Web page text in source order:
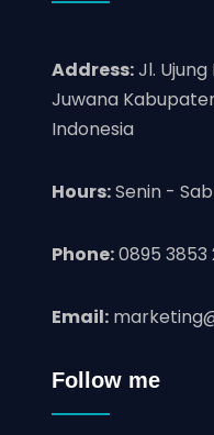
Address:Jl. Ujung
Juwana
Indonesia
Hours:Senin -
Phone:0895 3853
Email:
Follow me